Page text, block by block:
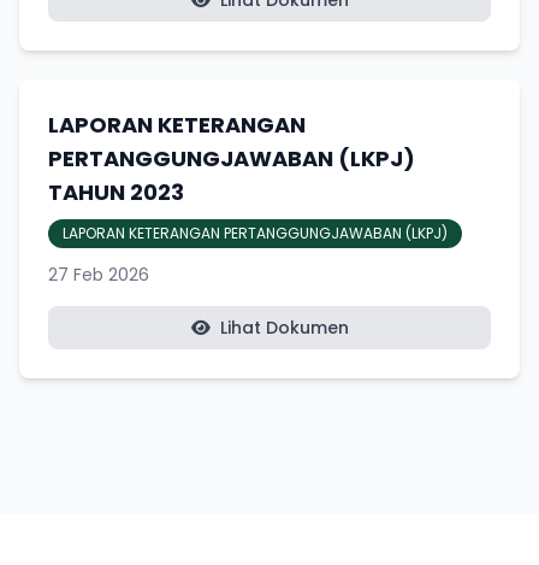
LAPORAN KETERANGAN
PERTANGGUNGJAWABAN (LKPJ)
TAHUN 2023
LAPORAN KETERANGAN PERTANGGUNGJAWABAN (LKPJ)
27 Feb 2026
Lihat Dokumen